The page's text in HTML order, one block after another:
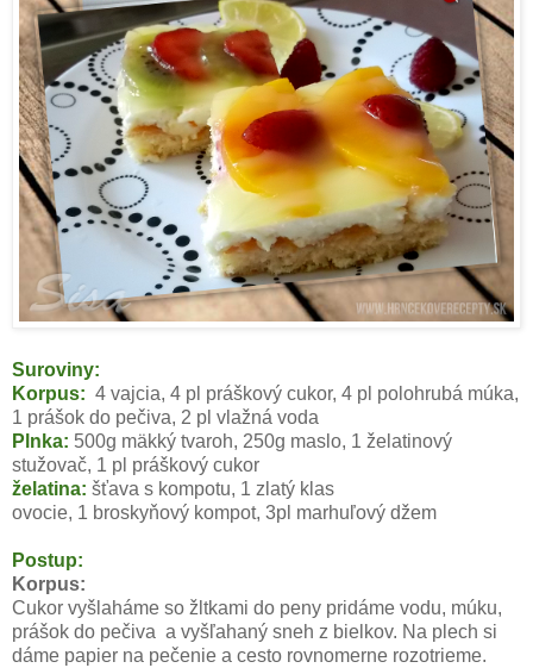
Suroviny:
Korpus: 4 vajcia, 4 pl práškový cukor, 4 pl polohrubá múka,
1 prášok do pečiva, 2 pl vlažná voda
Plnka: 500g mäkký tvaroh, 250g maslo, 1 želatinový
stužovač, 1 pl práškový cukor
želatina: šťava s kompotu, 1 zlatý klas
ovocie, 1 broskyňový kompot, 3pl marhuľový džem
Postup:
Korpus:
Cukor vyšlaháme so žltkami do peny pridáme vodu, múku,
prášok do pečiva a vyšľahaný sneh z bielkov. Na plech si
dáme papier na pečenie a cesto rovnomerne rozotrieme.